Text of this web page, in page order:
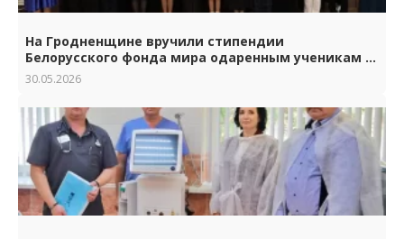
На Гродненщине вручили стипендии
Белорусского фонда мира одаренным ученикам и
студентам.
30.05.2026